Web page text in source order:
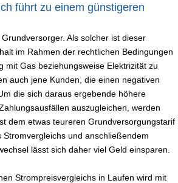
führt zu einem günstigeren
Als solcher ist dieser
im Rahmen der rechtlichen Bedingungen
mit Gas beziehungsweise Elektrizität zu
auch jene Kunden, die einen negativen
die sich daraus ergebende höhere
auszugleichen, werden
dem etwas teureren Grundversorgungstarif
und anschließendem
lässt sich daher viel Geld einsparen.
Strompreisvergleichs in Laufen wird mit